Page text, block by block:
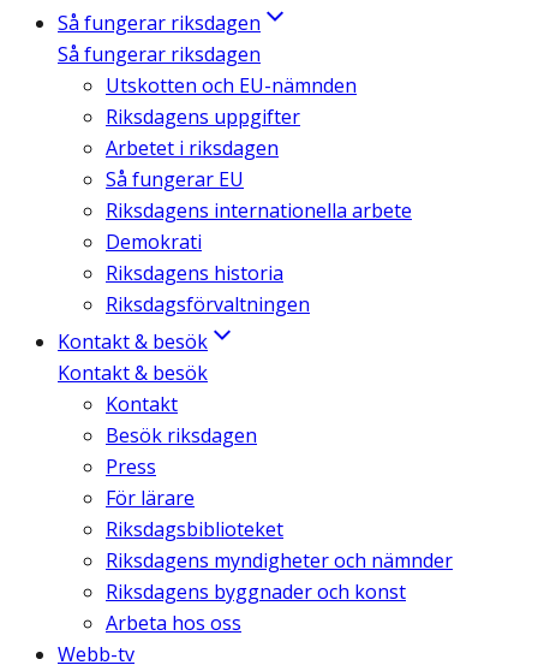
Så fungerar riksdagen
Så fungerar riksdagen
Utskotten och EU-nämnden
Riksdagens uppgifter
Arbetet i riksdagen
Så fungerar EU
Riksdagens internationella arbete
Demokrati
Riksdagens historia
Riksdagsförvaltningen
Kontakt & besök
Kontakt & besök
Kontakt
Besök riksdagen
Press
För lärare
Riksdagsbiblioteket
Riksdagens myndigheter och nämnder
Riksdagens byggnader och konst
Arbeta hos oss
Webb-tv